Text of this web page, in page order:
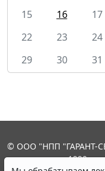
15
16 17
22
23 24
29
30 31
© ООО "НПП "ГАРАНТ-
выпускается с 1990